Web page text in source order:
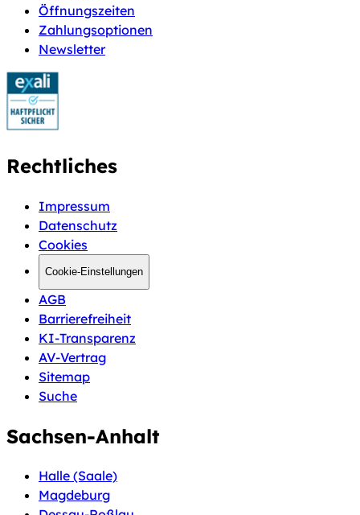
Öffnungszeiten
Zahlungsoptionen
Newsletter
Rechtliches
Impressum
Datenschutz
Cookies
Cookie-Einstellungen
AGB
Barrierefreiheit
KI-Transparenz
AV-Vertrag
Sitemap
Suche
Sachsen-Anhalt
Halle (Saale)
Magdeburg